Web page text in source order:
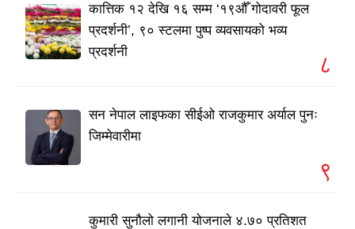
कात्तिक १२ देखि १६ सम्म ‘१९औँ गोदावरी फूल
प्रदर्शनी’, ९० स्टलमा पुष्प व्यवसायको भव्य
प्रदर्शनी
८
सन नेपाल लाइफका सीईओ राजकुमार अर्याल पुनः
जिम्मेवारीमा
९
कुमारी सुनौलो लगानी योजनाले ४.७० प्रतिशत